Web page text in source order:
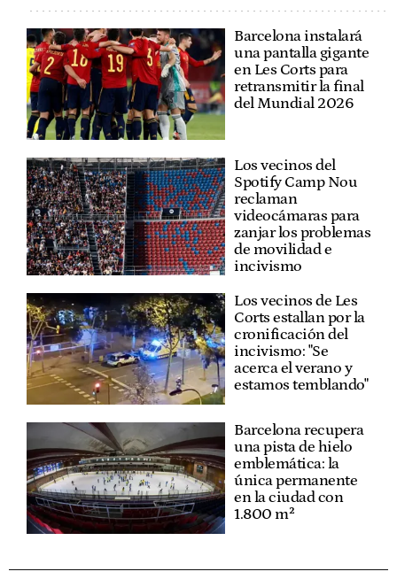
Barcelona instalará
una pantalla gigante
en Les Corts para
retransmitir la final
del Mundial 2026
Los vecinos del
Spotify Camp Nou
reclaman
videocámaras para
zanjar los problemas
de movilidad e
incivismo
Los vecinos de Les
Corts estallan por la
cronificación del
incivismo: "Se
acerca el verano y
estamos temblando"
Barcelona recupera
una pista de hielo
emblemática: la
única permanente
en la ciudad con
1.800 m²